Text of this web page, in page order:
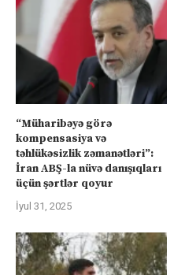
“Müharibəyə görə
kompensasiya və
təhlükəsizlik zəmanətləri”:
İran ABŞ-la nüvə danışıqları
üçün şərtlər qoyur
İyul 31, 2025